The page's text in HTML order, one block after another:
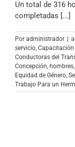
Un total de 316
completadas [...]
Por administrador |
servicio
Conductoras del
Concepción hombres
Equidad de Género
Trabajo Para un